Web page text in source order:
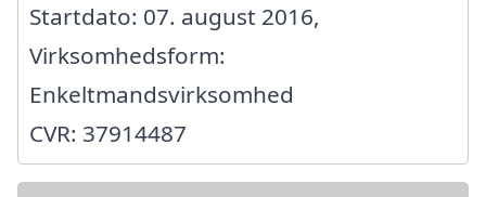
Startdato: 07. august 2016,
Virksomhedsform:
Enkeltmandsvirksomhed
CVR: 37914487